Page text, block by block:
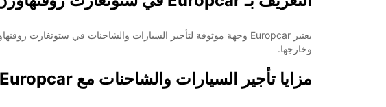
وخارجها.
مزايا تأجير السيارات والشاحنات مع Europcar